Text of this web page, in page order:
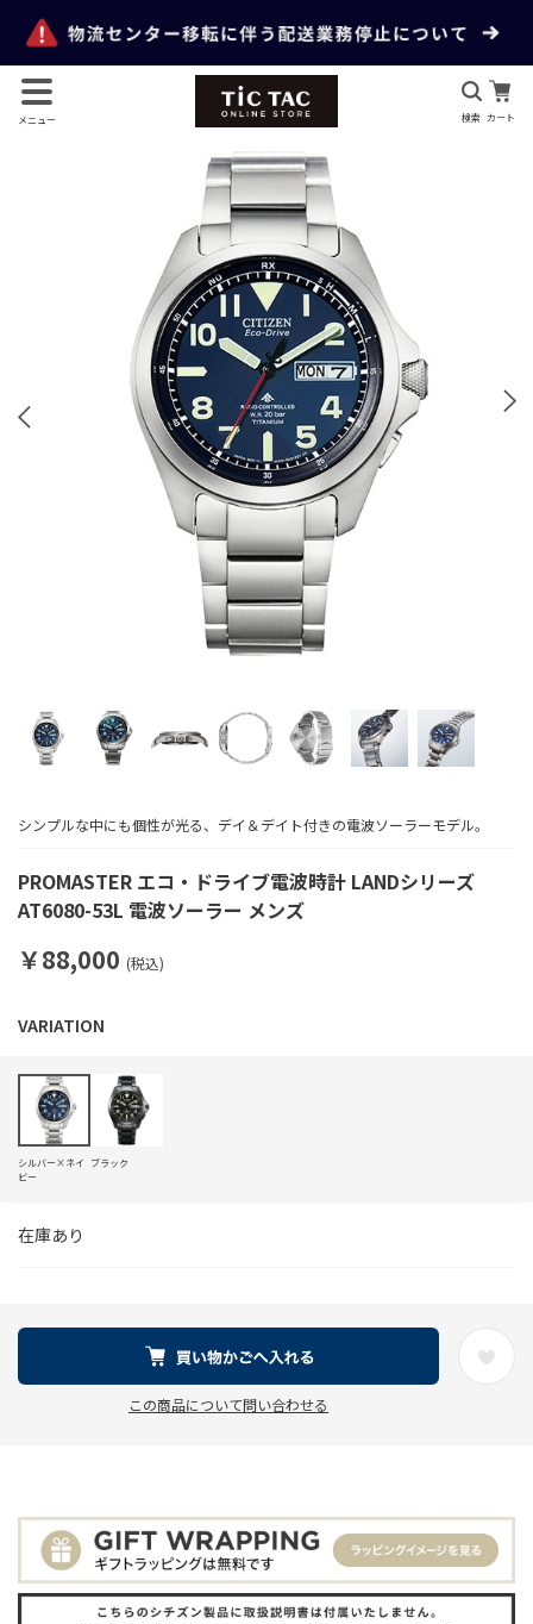
メニュー 検索 カート
PROMASTER エコ・ドライブ電波時計 LANDシリーズ
AT6080-53L 電波ソーラー メンズ
シンプルな中にも個性が光る、デイ＆デイト付きの電波ソーラーモデル。
￥88,000 (税込)
在庫あり
シルバー×ネイ
ビー
ブラック
この商品について問い合わせる